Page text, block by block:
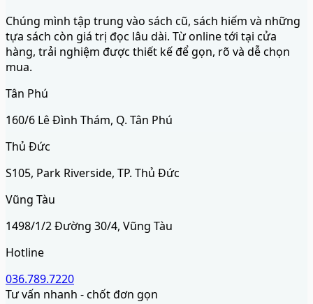
Chúng mình tập trung vào sách cũ, sách hiếm và những
tựa sách còn giá trị đọc lâu dài. Từ online tới tại cửa
hàng, trải nghiệm được thiết kế để gọn, rõ và dễ chọn
mua.
Tân Phú
160/6 Lê Đình Thám, Q. Tân Phú
Thủ Đức
S105, Park Riverside, TP. Thủ Đức
Vũng Tàu
1498/1/2 Đường 30/4, Vũng Tàu
Hotline
036.789.7220
Tư vấn nhanh - chốt đơn gọn